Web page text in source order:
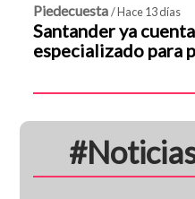
Piedecuesta / Hace 13 días
Santander ya
especializado para